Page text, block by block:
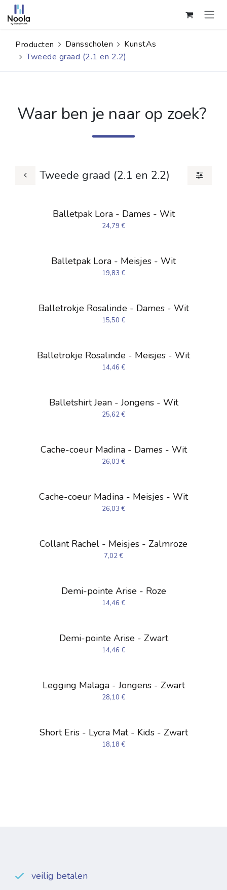
Overslaan naar inhoud
Producten Dansscholen
KunstAs
Tweede graad (2.1 en 2.2)
Waar ben je naar op zoek?
Tweede graad (2.1 en 2.2)
Balletpak Lora - Dames - Wit
24,79 €
Balletpak Lora - Meisjes - Wit
19,83 €
Balletrokje Rosalinde - Dames - Wit
15,50 €
Balletrokje Rosalinde - Meisjes - Wit
14,46 €
Balletshirt Jean - Jongens - Wit
25,62€
Cache-coeur Madina - Dames - Wit
26,03 €
Cache-coeur Madina - Meisjes - Wit
26,03 €
Collant Rachel - Meisjes - Zalmroze
7,02€
Demi-pointe Arise - Roze
14,46 €
Demi-pointe Arise - Zwart
14,46 €
Legging Malaga - Jongens - Zwart
28,10 €
Short Eris - Lycra Mat - Kids - Zwart
18,18 €
veilig betalen